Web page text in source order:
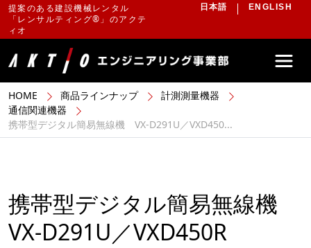
提案のある建設機械レンタル
「レンサルティング®」のアクテ
ィオ
日本語 ENGLISH
HOME 商品ラインナップ
計測測量機器
通信関連機器
携帯型デジタル簡易無線機 VX-D291U／VXD450...
携帯型デジタル簡易無線機
VX-D291U／VXD450R